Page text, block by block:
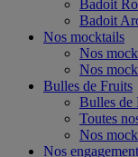
Badoit
Badoit
Nos mocktails
Nos
Nos
Bulles de Fruits
Bulles de
Toutes
Nos
Nos